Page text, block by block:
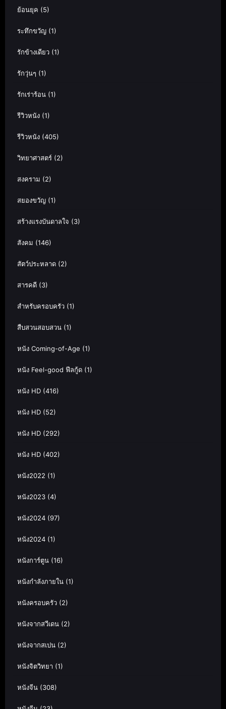
ย้อนยุค (5)
ระทึกขวัญ (1)
รักข้างเดียว (1)
รักวุ่นๆ (1)
รักเร่าร้อน (1)
รีวิวหนัง (1)
รีวิวหนัง (405)
วิทยาศาสตร์ (2)
สงคราม (2)
สยองขวัญ (1)
สร้างแรงบันดาลใจ (3)
สังคม (146)
สัตว์ประหลาด (2)
สารคดี (3)
สำหรับครอบครัว (1)
สืบสวนสอบสวน (1)
หนัง Coming-of-Age (1)
หนัง Feel-good ฟีลกู้ด (1)
หนัง HD (416)
หนัง HD (52)
หนัง HD (292)
หนัง HD (402)
หนัง2022 (1)
หนัง2023 (4)
หนัง2024 (97)
หนัง2024 (1)
หนังการ์ตูน (16)
หนังกำลังภายใน (1)
หนังครอบครัว (2)
หนังจากสวีเดน (2)
หนังจากสเปน (2)
หนังจิตวิทยา (1)
หนังจีน (308)